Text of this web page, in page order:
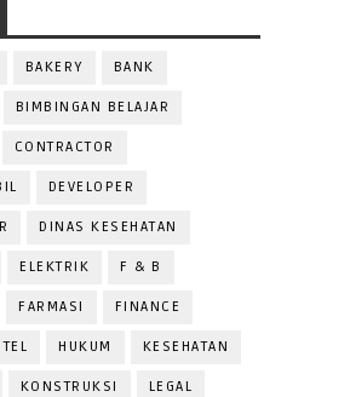
BAKERY BANK
BIMBINGAN BELAJAR
CONTRACTOR
DEVELOPER
DINAS KESEHATAN
ELEKTRIK F & B
FARMASI FINANCE
HUKUM KESEHATAN
KONSTRUKSI LEGAL